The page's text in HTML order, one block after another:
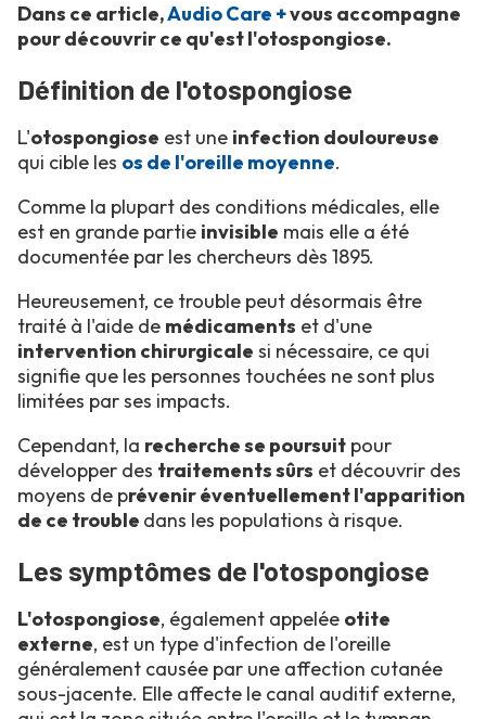
Dans ce article,Audio Care +vous accompagne
pour découvrir ce qu'est l'otospongiose.
Définition de l'otospongiose
L'otospongiose est une infection douloureuse
qui cible les os de l'oreille moyenne.
Comme la plupart des conditions médicales, elle
est en grande partie invisible mais elle a été
documentée par les chercheurs dès 1895.
Heureusement, ce trouble peut désormais être
traité à l'aide de médicaments et d'une
intervention chirurgicale si nécessaire, ce qui
signifie que les personnes touchées ne sont plus
limitées par ses impacts.
Cependant, la recherche se poursuit pour
développer des traitements sûrs et découvrir des
moyens de prévenir éventuellement l'apparition
de ce trouble dans les populations à risque.
Les symptômes de l'otospongiose
L'otospongiose, également appelée otite
externe, est un type d'infection de l'oreille
généralement causée par une affection cutanée
sous-jacente. Elle affecte le canal auditif externe,